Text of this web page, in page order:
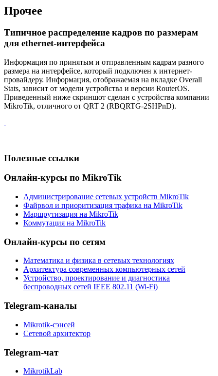
Прочее
Типичное распределение кадров по размерам
для ethernet-интерфейса
Информация по принятым и отправленным кадрам разного
размера на интерфейсе, который подключен к интернет-
провайдеру. Информация, отображаемая на вкладке Overall
Stats, зависит от модели устройства и версии RouterOS.
Приведенный ниже скриншот сделан с устройства компании
MikroTik, отличного от QRT 2 (RBQRTG-2SHPnD).
Полезные ссылки
Онлайн-курсы по MikroTik
Администрирование сетевых устройств MikroTik
Файрвол и приоритизация трафика на MikroTik
Маршрутизация на MikroTik
Коммутация на MikroTik
Онлайн-курсы по сетям
Математика и физика в сетевых технологиях
Архитектура современных компьютерных сетей
Устройство, проектирование и диагностика
беспроводных сетей IEEE 802.11 (Wi-Fi)
Telegram-каналы
Mikrotik-сэнсей
Сетевой архитектор
Telegram-чат
MikrotikLab